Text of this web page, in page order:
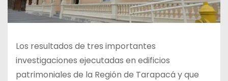
Los resultados de tres importantes
investigaciones ejecutadas en edificios
patrimoniales de la Región de Tarapacá y que